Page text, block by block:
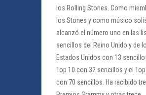
los Rolling Stones. Como
los Stones y como músico
alcanzó el número uno en las
sencillos del Reino Unido y de
Estados Unidos con 13
Top 10 con 32 sencillos y el
con 70 sencillos. Ha recibido